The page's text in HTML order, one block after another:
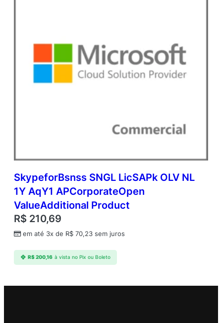
SkypeforBsnss SNGL LicSAPk OLV NL
1Y AqY1 APCorporateOpen
ValueAdditional Product
R$ 210,69
em até 3x de R$ 70,23 sem juros
R$200,16 à vista no Pix ou Boleto